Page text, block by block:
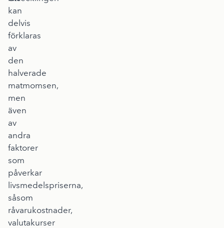
kan
delvis
förklaras
av
den
halverade
matmomsen,
men
även
av
andra
faktorer
som
påverkar
livsmedelspriserna,
såsom
råvarukostnader,
valutakurser